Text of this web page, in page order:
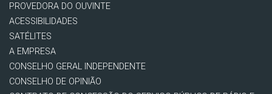
PROVEDORA DO OUVINTE
ACESSIBILIDADES
SATÉLITES
A EMPRESA
CONSELHO GERAL INDEPENDENTE
CONSELHO DE OPINIÃO